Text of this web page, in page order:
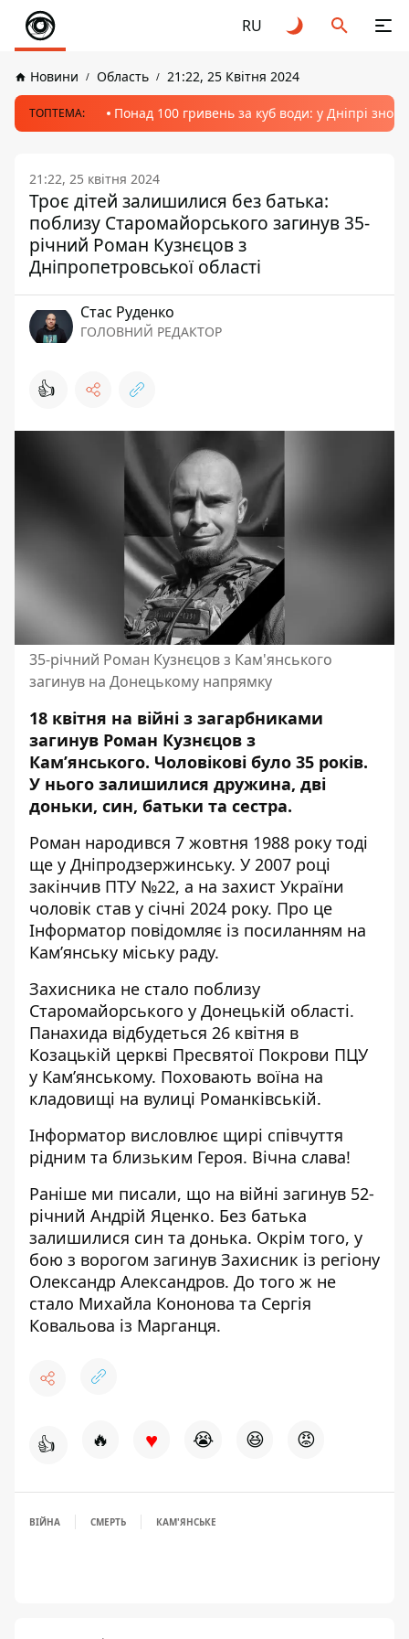
RU
Новини Область 21:22, 25 Квітня 2024
ТОПТЕМА: Понад 100 гривень за куб води: у Дніпрі
21:22, 25 квітня 2024
Троє дітей залишилися без батька:
поблизу Старомайорського загинув 35-
річний Роман Кузнєцов з
Дніпропетровської області
Стас Руденко
ГОЛОВНИЙ РЕДАКТОР
👍
35-річний Роман Кузнєцов з Кам'янського
загинув на Донецькому напрямку
18 квітня на війні з загарбниками
загинув Роман Кузнєцов з
Кам’янського. Чоловікові було 35 років.
У нього залишилися дружина, дві
доньки, син, батьки та сестра.
Роман народився 7 жовтня 1988 року тоді
ще у Дніпродзержинську. У 2007 році
закінчив ПТУ №22, а на захист України
чоловік став у січні 2024 року. Про це
Інформатор повідомляє із посиланням на
Кам’янську міську раду.
Захисника не стало поблизу
Старомайорського у Донецькій області.
Панахида відбудеться 26 квітня в
Козацькій церкві Пресвятої Покрови ПЦУ
у Кам’янському. Поховають воїна на
кладовищі на вулиці Романківській.
Інформатор висловлює щирі співчуття
рідним та близьким Героя. Вічна слава!
Раніше ми писали, що на війні загинув 52-
річний Андрій Яценко. Без батька
залишилися син та донька. Окрім того, у
бою з ворогом загинув Захисник із регіону
Олександр Александров. До того ж не
стало Михайла Кононова та Сергія
Ковальова із Марганця.
👍 🔥 ♥ 😭 😆 😡
ВІЙНА СМЕРТЬ КАМ'ЯНСЬКЕ